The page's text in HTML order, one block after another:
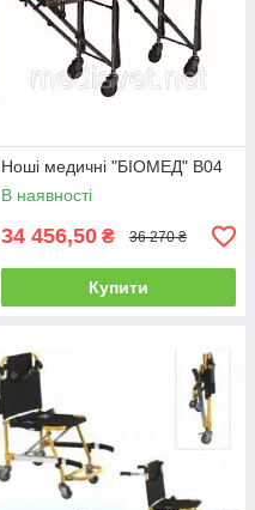
Ноші медичні "БІОМЕД" B04
В наявності
34 456,50 ₴ 36 270 ₴
Купити